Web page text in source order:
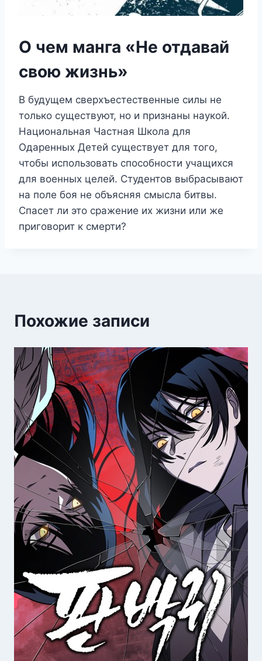
О чем манга «Не отдавай
свою жизнь»
В будущем сверхъестественные силы не
только существуют, но и признаны наукой.
Национальная Частная Школа для
Одаренных Детей существует для того,
чтобы использовать способности учащихся
для военных целей. Студентов выбрасывают
на поле боя не объясняя смысла битвы.
Спасет ли это сражение их жизни или же
приговорит к смерти?
Похожие записи